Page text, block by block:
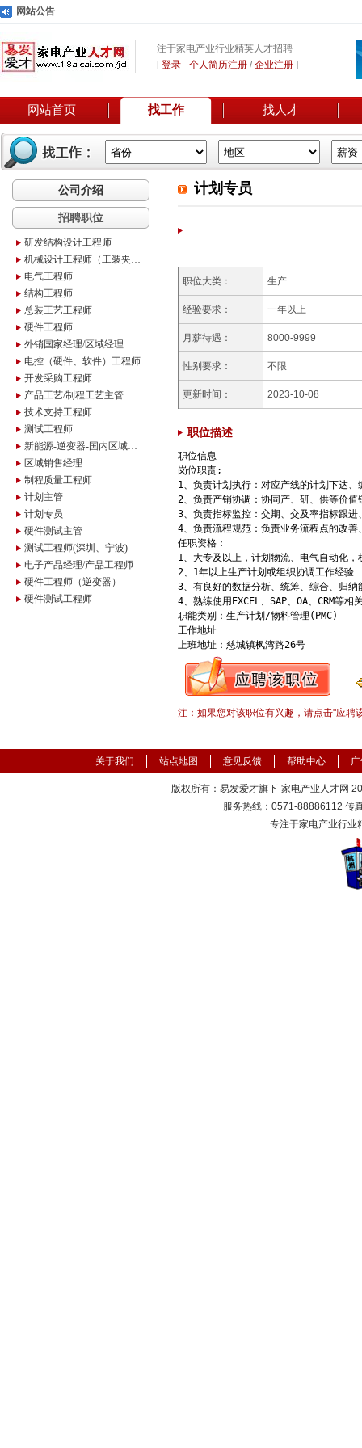
网站公告
注于家电产业行业精英人才招聘
[登录 - 个人简历注册 /企业注册 ]
网站首页 找工作 找人才
公司介绍
招聘职位
研发结构设计工程师
机械设计工程师（工装夹具设计）
电气工程师
结构工程师
总装工艺工程师
硬件工程师
外销国家经理/区域经理
电控（硬件、软件）工程师
开发采购工程师
产品工艺/制程工艺主管
技术支持工程师
测试工程师
新能源-逆变器-国内区域经理/业务员
区域销售经理
制程质量工程师
计划主管
计划专员
硬件测试主管
测试工程师(深圳、宁波)
电子产品经理/产品工程师
硬件工程师（逆变器）
硬件测试工程师
计划专员
职位大类： 生产
经验要求： 一年以上
月薪待遇： 8000-9999
性别要求： 不限
更新时间： 2023-10-08
职位描述
职位信息
岗位职责;
1、负责计划执行：对应产线的计划下达
2、负责产销协调：协同产、研、供等价
3、负责指标监控：交期、交及率指标跟
4、负责流程规范：负责业务流程点的改
任职资格：
1、大专及以上，计划物流、电气自动化
2、1年以上生产计划或组织协调工作经验
3、有良好的数据分析、统筹、综合、归纳
4、熟练使用EXCEL、SAP、OA、CRM等相
职能类别：生产计划/物料管理(PMC)
工作地址
上班地址：慈城镇枫湾路26号
注：如果您对该职位有兴趣，请点击"应聘
关于我们 站点地图 意见反馈 帮助中心
版权所有：易发爱才旗下-家电产业人才网
服务热线：0571-88886112 传
专注于家电产业行业